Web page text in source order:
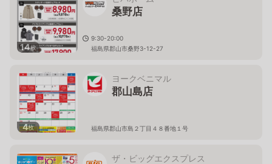
14枚
桑野店
9:30-20:00
福島県郡山市桑野3-12-27
4枚
ヨークベニマル
郡山島店
福島県郡山市島２丁目４８番地１号
ザ・ビッグエクスプレス